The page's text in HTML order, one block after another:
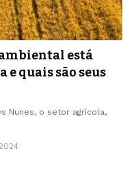
está
quais são seus
Nunes, o setor agrícola,